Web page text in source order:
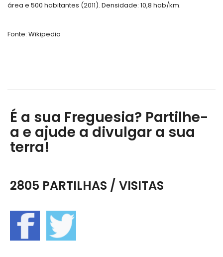
área e 500 habitantes (2011). Densidade: 10,8 hab/km.
Fonte: Wikipedia
É a sua Freguesia? Partilhe-
a e ajude a divulgar a sua
terra!
2805 PARTILHAS / VISITAS